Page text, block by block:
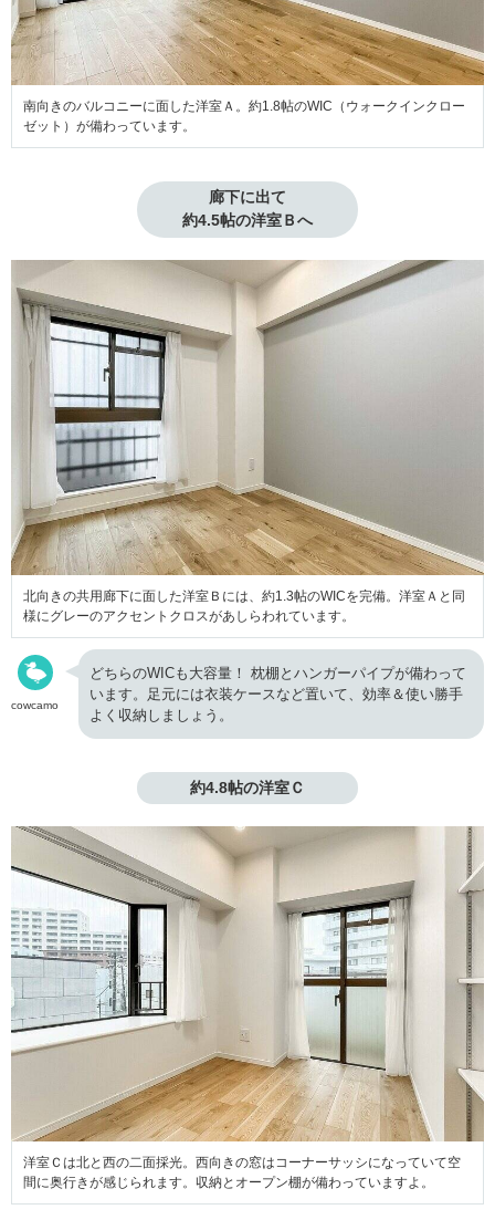
南向きのバルコニーに面した洋室Ａ。約1.8帖のWIC（ウォークインクロー
ゼット）が備わっています。
廊下に出て
約4.5帖の洋室Ｂへ
北向きの共用廊下に面した洋室Ｂには、約1.3帖のWICを完備。洋室Ａと同
様にグレーのアクセントクロスがあしらわれています。
cowcamo
どちらのWICも大容量！ 枕棚とハンガーパイプが備わって
います。足元には衣装ケースなど置いて、効率＆使い勝手
よく収納しましょう。
約4.8帖の洋室Ｃ
洋室Ｃは北と西の二面採光。西向きの窓はコーナーサッシになっていて空
間に奥行きが感じられます。収納とオープン棚が備わっていますよ。